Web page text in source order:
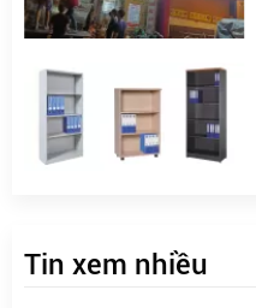
Tin xem nhiều